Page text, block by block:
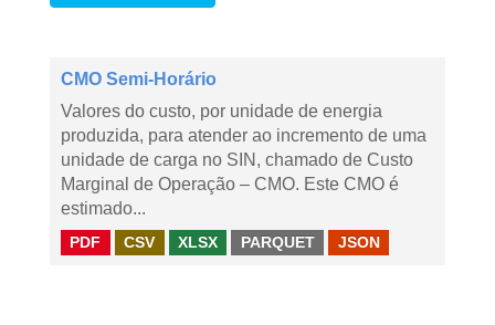
CMO Semi-Horário
Valores do custo, por unidade de energia
produzida, para atender ao incremento de uma
unidade de carga no SIN, chamado de Custo
Marginal de Operação – CMO. Este CMO é
estimado...
PDF CSV XLSX PARQUET JSON